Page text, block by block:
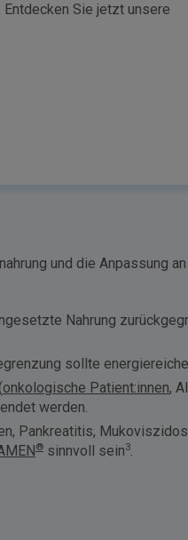
Entdecken Sie jetzt unsere
und die Anpassung
Nahrung
sollte
onkologische Patient:innen,
werden.
Pankreatitis,
® sinnvoll sein3.